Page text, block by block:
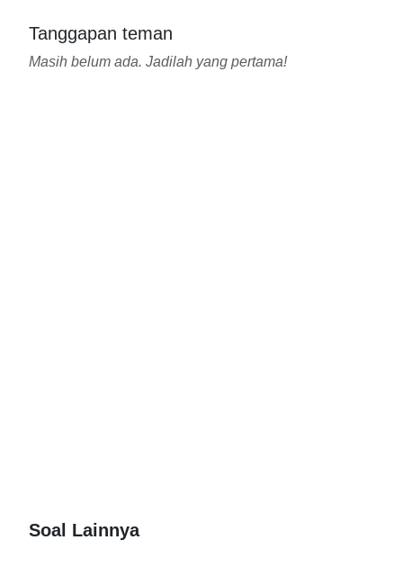
Tanggapan teman
Masih belum ada. Jadilah yang pertama!
Soal Lainnya